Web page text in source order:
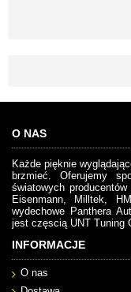
O NAS
Każde pięknie
brzmieć. Oferujemy
światowych
Eisenmann, Milltek,
wydechowe Panthera
jest częscią UNT Tuning
INFORMACJE
O nas